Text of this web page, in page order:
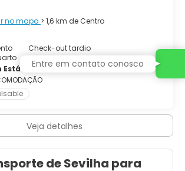
fez desde 1220. Sevilha à noite é
assume um ar místico capaz de
souber como vivenciá-la,
ao seu encanto.
no mapa > 1,6 km de Centro
Check-out tardio
Estándar
Veja detalhes
de Sevilha para
Entre em contato conosco